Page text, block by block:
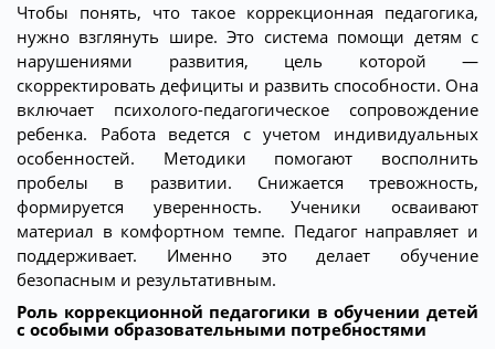
Чтобы понять, что такое коррекционная педагогика,
нужно взглянуть шире. Это система помощи детям с
нарушениями развития, цель которой —
скорректировать дефициты и развить способности. Она
включает психолого-педагогическое сопровождение
ребенка. Работа ведется с учетом индивидуальных
особенностей. Методики помогают восполнить
пробелы в развитии. Снижается тревожность,
формируется уверенность. Ученики осваивают
материал в комфортном темпе. Педагог направляет и
поддерживает. Именно это делает обучение
безопасным и результативным.
Роль коррекционной педагогики в обучении детей
с особыми образовательными потребностями